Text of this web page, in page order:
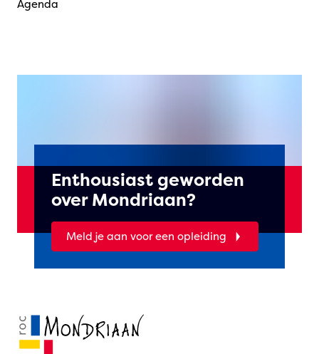
Agenda
Enthousiast geworden
over Mondriaan?
Meld je aan voor een opleiding